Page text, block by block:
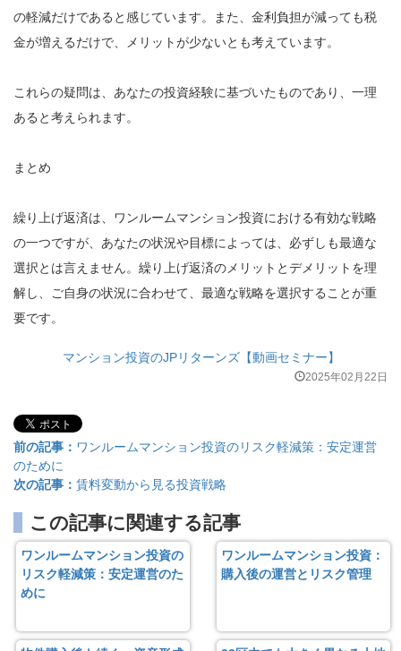
の軽減だけであると感じています。また、金利負担が減っても税
金が増えるだけで、メリットが少ないとも考えています。
これらの疑問は、あなたの投資経験に基づいたものであり、一理
あると考えられます。
まとめ
繰り上げ返済は、ワンルームマンション投資における有効な戦略
の一つですが、あなたの状況や目標によっては、必ずしも最適な
選択とは言えません。繰り上げ返済のメリットとデメリットを理
解し、ご自身の状況に合わせて、最適な戦略を選択することが重
要です。
マンション投資のJPリターンズ【動画セミナー】
2025年02月22日
前の記事： ワンルームマンション投資のリスク軽減策：安定運営
のために
次の記事： 賃料変動から見る投資戦略
この記事に関連する記事
ワンルームマンション投資の
リスク軽減策：安定運営のた
めに
ワンルームマンション投資：
購入後の運営とリスク管理